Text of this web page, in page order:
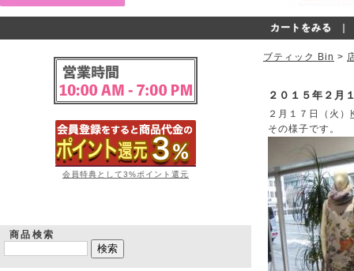
カートをみる
会員特典として3%ポイント還元
商品検索
ブティック Bin >
２０１５年２月
２月１７日（火）
その様子です。